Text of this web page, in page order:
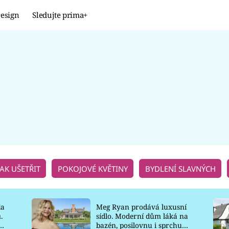
Sledujte prima+
UŠETŘIT POKOJOVÉ KVĚTINY BYDLENÍ SLAVNÝCH
Meg Ryan prodává luxusní
sídlo. Moderní dům láká na
bazén, posilovnu i sprchu